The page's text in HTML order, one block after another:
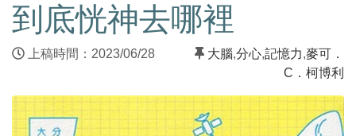
到底恍神去哪裡
上稿時間：2023/06/28 大腦,分心,記憶力,麥可．
C．柯博利